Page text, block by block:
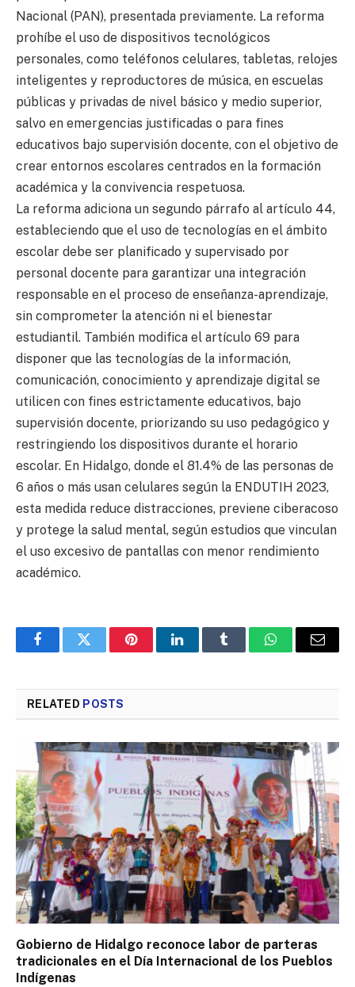
Nacional (PAN), presentada previamente. La reforma
prohíbe el uso de dispositivos tecnológicos
personales, como teléfonos celulares, tabletas, relojes
inteligentes y reproductores de música, en escuelas
públicas y privadas de nivel básico y medio superior,
salvo en emergencias justificadas o para fines
educativos bajo supervisión docente, con el objetivo de
crear entornos escolares centrados en la formación
académica y la convivencia respetuosa.
La reforma adiciona un segundo párrafo al artículo 44,
estableciendo que el uso de tecnologías en el ámbito
escolar debe ser planificado y supervisado por
personal docente para garantizar una integración
responsable en el proceso de enseñanza-aprendizaje,
sin comprometer la atención ni el bienestar
estudiantil. También modifica el artículo 69 para
disponer que las tecnologías de la información,
comunicación, conocimiento y aprendizaje digital se
utilicen con fines estrictamente educativos, bajo
supervisión docente, priorizando su uso pedagógico y
restringiendo los dispositivos durante el horario
escolar. En Hidalgo, donde el 81.4% de las personas de
6 años o más usan celulares según la ENDUTIH 2023,
esta medida reduce distracciones, previene ciberacoso
y protege la salud mental, según estudios que vinculan
el uso excesivo de pantallas con menor rendimiento
académico.
FacebookTwitter PinterestLinkedInTumblr WhatsAppEmail
RELATED POSTS
Gobierno de Hidalgo reconoce labor de parteras
tradicionales en el Día Internacional de los Pueblos
Indígenas